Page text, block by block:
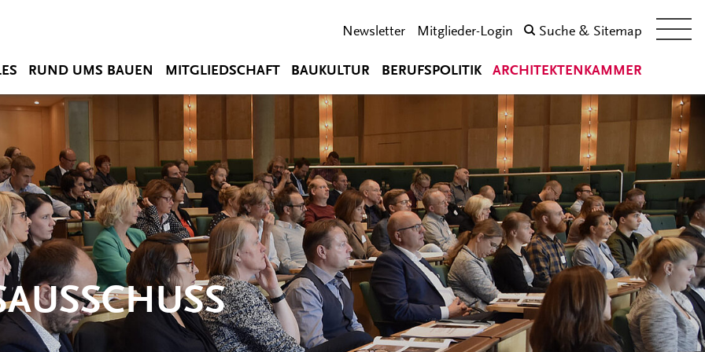
Newsletter Mitglieder-Login Suche & Sitemap
RUND UMS BAUEN MITGLIEDSCHAFT BAUKULTUR BERUFSPOLITIK ARCHITEKTENKAMMER